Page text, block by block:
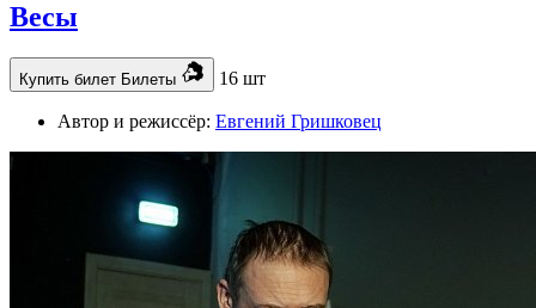
Весы
Купить билет Билеты 16 шт
Автор и режиссёр: Евгений Гришковец